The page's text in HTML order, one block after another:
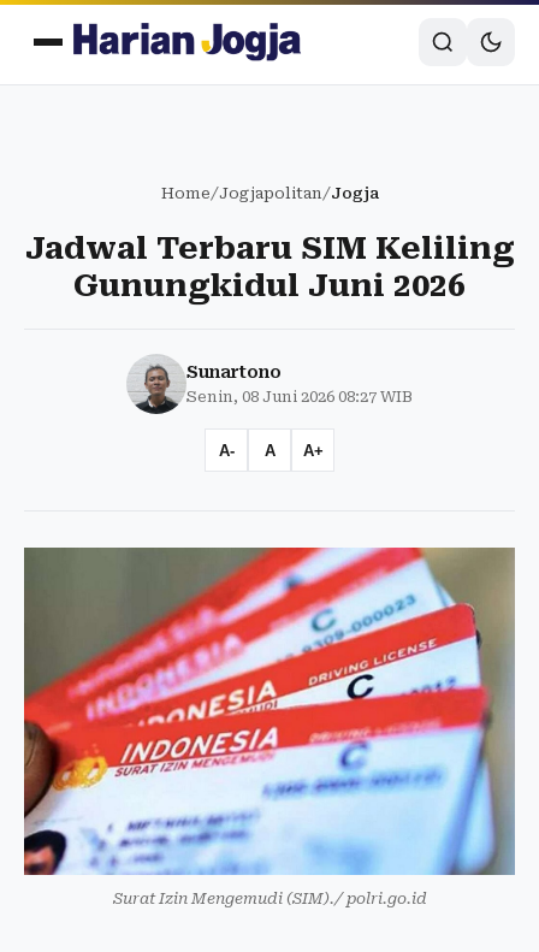
Home/Jogjapolitan/Jogja
Jadwal Terbaru SIM Keliling
Gunungkidul Juni 2026
Sunartono
Senin, 08 Juni 2026 08:27 WIB
A- A A+
Surat Izin Mengemudi (SIM)./ polri.go.id